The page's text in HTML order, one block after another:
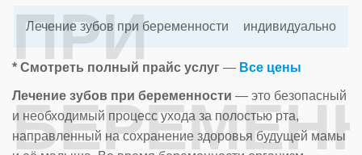
ПРИ
Лечение зубов при беременности индивидуально
* Смотреть полный прайс услуг — Все цены
Лечение зубов при беременности — это безопасный
и необходимый процесс ухода за полостью рта,
направленный на сохранение здоровья будущей мамы